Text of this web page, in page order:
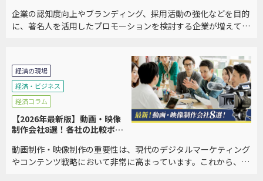
底解説
企業の認知度向上やブランディング、採用活動の強化などを目的
に、著名人を活用したプロモーションを検討する企業が増えてい
経済の現場
経済・ビジネス
経済コラム
【2026年最新版】動画・映像
制作会社8選！各社の比較ポイ
動画制作・映像制作の重要性は、現代のデジタルマーケティング
やコンテンツ戦略において非常に高まっています。これから、動